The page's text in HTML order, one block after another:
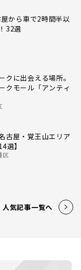
から車で2時間半以
32選
クに出会える場所。
クモール「アンティ
古屋・覚王山エリア
選】
区
人気記事一覧へ